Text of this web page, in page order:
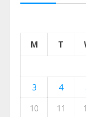
M T
3
4
10
11